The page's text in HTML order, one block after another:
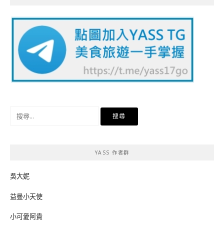
YASS 作者群
吳大妮
益曼小天使
小可愛阿貴